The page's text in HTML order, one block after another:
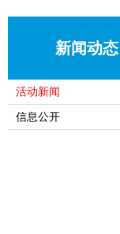
新闻动态
活动新闻
信息公开